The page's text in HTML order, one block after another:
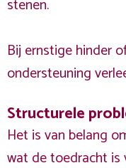
stenen.
Bij ernstige hinder
ondersteuning
Structurele
Het is van belang
wat de toedracht is